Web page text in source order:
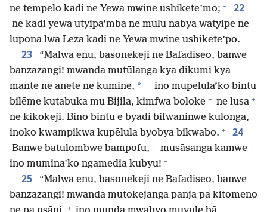
ne tempelo kadi ne Yewa mwine ushikete’mo; + 22
ne kadi yewa utyipa’mba ne mūlu nabya watyipe ne
lupona lwa Leza kadi ne Yewa mwine ushikete’po.
23
“Malwa enu, basonekeji ne Bafadiseo, banwe
banzazangi! mwanda mutūlanga kya dikumi kya
mante ne anete ne kumine, * + ino mupēlula’ko bintu
bilēme kutabuka mu Bijila, kimfwa boloke + ne lusa +
ne kikōkeji. Bino bintu e byadi bifwaninwe kulonga,
inoko kwampikwa kupēlula byobya bikwabo. + 24
Banwe batulombwe bampofu, + musāsanga kamwe +
ino mumina’ko ngamedia kubyu! +
25
“Malwa enu, basonekeji ne Bafadiseo, banwe
banzazangi! mwanda mutōkejanga panja pa kitomeno
+